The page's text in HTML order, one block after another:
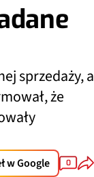
sprzedaży, a
że
w Google 0